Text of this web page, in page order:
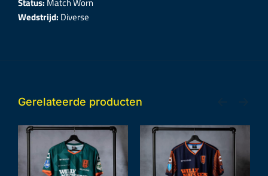
Wedstrijd: Diverse
Gerelateerde producten